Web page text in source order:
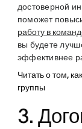
достоверной
поможет
работу в
вы будете
эффективнее
Читать о том,
группы
3.